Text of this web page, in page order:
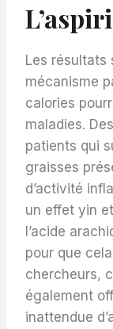
Les résultats
mécanisme
calories
maladies.
patients qui
graisses
d’activité
un effet yin
l’acide
pour que
chercheurs,
également
inattendue